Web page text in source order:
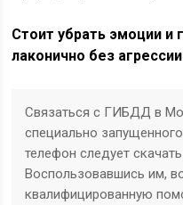
Стоит убрать эмоции и
лаконично без
Связаться с ГИБДД в
специально
телефон следует
Воспользовавшись им,
квалифицированную